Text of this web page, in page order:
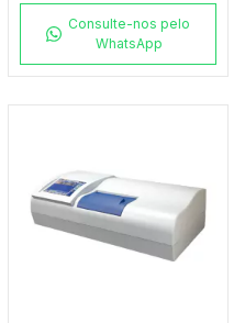
Consulte-nos pelo
WhatsApp